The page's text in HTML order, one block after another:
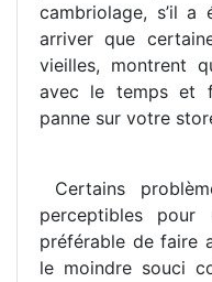
cambriolage, s’il
arriver que
vieilles, montrent
avec le temps et
panne sur votre
Certains
perceptibles
préférable de faire
le moindre souci